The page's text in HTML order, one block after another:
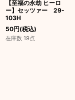
【至福の永劫 ヒーロ
ー】セッツァー 29-
103H
50円(税込)
在庫数 19点